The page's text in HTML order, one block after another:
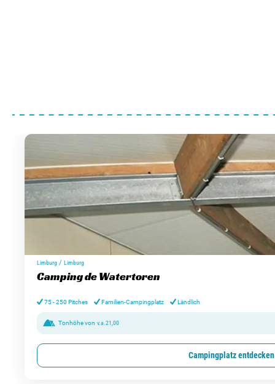
Limburg / Limburg
Camping de Watertoren
75 - 250 Pitches Familien-Campingplatz Ländlich
Tonhöhe von v.a. 21,00
Campingplatz entdecken